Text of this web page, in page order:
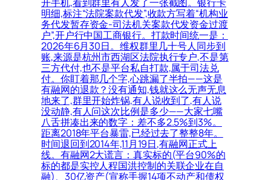
明细,标注“法院案款代发”,收款方写着“机构业
务代发暂存资金-司法机关案款代发资金过渡
户”,开户行中国工商银行。打款时间统一是：
2026年6月30日。维权群里几十号人同步到
账,来源是杭州市西湖区法院执行专户,不是第
三方代付,也不是平台私自打款,属于司法兑
付。你盯着那几个字,心跳漏了半拍——这是
有融网的退款？没有通知,钱就这么无声无息
地来了,群里开始炸锅,有人说收到了,有人说
没动静,有人问这次比例是多少——大家七嘴
八舌拼凑出来的数字：差不多2.5%到3%。
距离2018年平台暴雷,已经过去了整整8年。
时间退回到2014年,11月19日,有融网正式上
线。有融网2大谎言：真实标的(平台90%的
标的都是实控人程国洪控制的关联企业在自
融)、30亿资产(宣称手握14项不动产和债权